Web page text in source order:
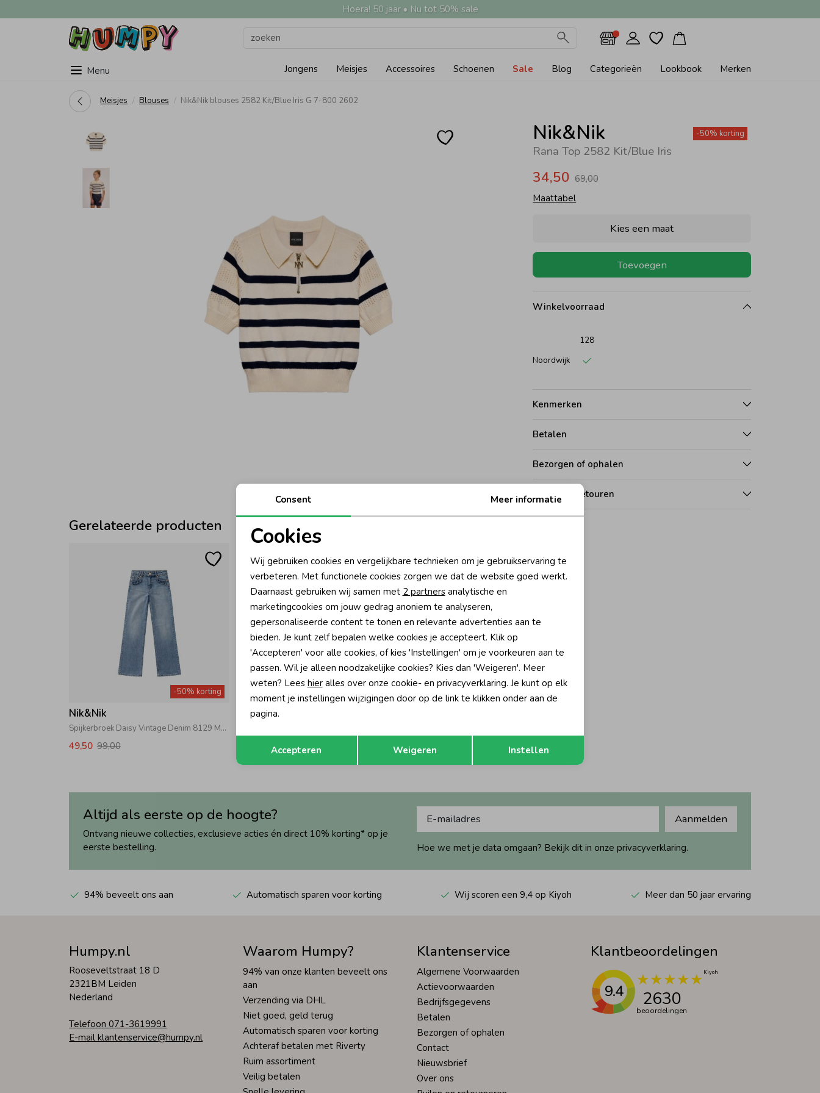
Hoera! 50 jaar • Nu tot 50% sale
Menu Jongens Meisjes Accessoires Schoenen Sale Blog Categorieën Lookbook Merken
Meisjes Blouses Nik&Nik blouses 2582 Kit/Blue Iris G 7-800 2602
Nik&Nik
Rana Top 2582 Kit/Blue Iris
-50% korting
34,50 69,00
Maattabel
Kies een maat
Toevoegen
Winkelvoorraad
128
Noordwijk
Kenmerken
Betalen
Bezorgen of ophalen
Ruilen en retouren
Gerelateerde producten
-50% korting
Nik&Nik
Spijkerbroek Daisy Vintage Denim 8129 Medium Vintage Blue
49,50 99,00
Nik&Nik
62,00
Altijd als eerste op de hoogte?
Ontvang nieuwe collecties, exclusieve acties én direct 10% korting* op je
eerste bestelling.
Aanmelden
Hoe we met je data omgaan? Bekijk dit in onze privacyverklaring.
94% beveelt ons aan Automatisch sparen voor korting Wij scoren een 9,4 op Kiyoh Meer dan 50 jaar ervaring
Humpy.nl
Rooseveltstraat 18 D
2321BM Leiden
Nederland
Telefoon 071-3619991
E-mail klantenservice@humpy.nl
Waarom Humpy?
94% van onze klanten beveelt ons
aan
Verzending via DHL
Niet goed, geld terug
Automatisch sparen voor korting
Achteraf betalen met Riverty
Ruim assortiment
Veilig betalen
Klantenservice
Algemene Voorwaarden
Actievoorwaarden
Bedrijfsgegevens
Betalen
Bezorgen of ophalen
Contact
Nieuwsbrief
Over ons
Klantbeoordelingen
9.4 2630
beoordelingen
Noodzakelijke cookies
Analytische cookies Marketing cookies
Terug Opslaan
Consent Meer informatie
Cookies
Wij gebruiken cookies en vergelijkbare technieken om je gebruikservaring te
verbeteren. Met functionele cookies zorgen we dat de website goed werkt.
Daarnaast gebruiken wij samen met 2 partnersanalytische en
marketingcookies om jouw gedrag anoniem te analyseren,
gepersonaliseerde content te tonen en relevante advertenties aan te
bieden. Je kunt zelf bepalen welke cookies je accepteert. Klik op
'Accepteren' voor alle cookies, of kies 'Instellingen' om je voorkeuren aan te
passen. Wil je alleen noodzakelijke cookies? Kies dan 'Weigeren'. Meer
weten? Lees hieralles over onze cookie- en privacyverklaring. Je kunt op elk
moment je instellingen wijzigingen door op de link te klikken onder aan de
pagina.
Accepteren Weigeren Instellen